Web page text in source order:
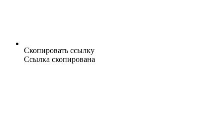
Скопировать ссылку
Ссылка скопирована